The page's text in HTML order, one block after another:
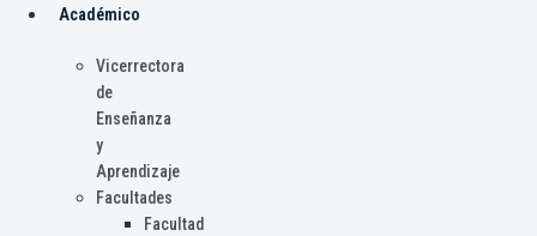
Académico
Vicerrectora
de
Enseñanza
y
Aprendizaje
Facultades
Facultad